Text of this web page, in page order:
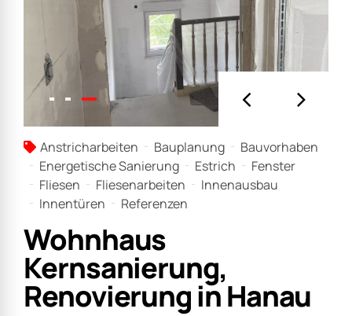
Anstricharbeiten Bauplanung
Bauvorhaben
Energetische Sanierung
Estrich
Fenster
Fliesen
Fliesenarbeiten
Innenausbau
Innentüren
Referenzen
Wohnhaus
Kernsanierung,
Renovierung in Hanau